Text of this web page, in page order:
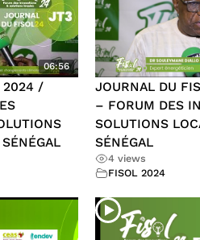
06:56
2024 /
JOURNAL DU
– FORUM DES
SOLUTIONS
SÉNÉGAL
4 views
FISOL 2024